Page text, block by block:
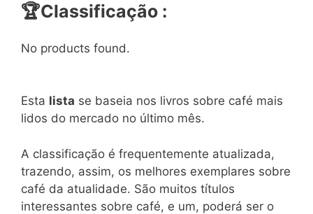
🏆Classificação :
No products found.
Esta lista se baseia nos livros sobre café mais
lidos do mercado no último mês.
A classificação é frequentemente atualizada,
trazendo, assim, os melhores exemplares sobre
café da atualidade. São muitos títulos
interessantes sobre café, e um, poderá ser o